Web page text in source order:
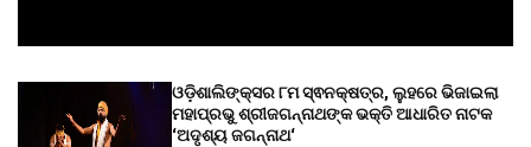
ଓଡ଼ିଶାଲିଙ୍କ୍ସର ୮ମ ସ୍ଵନକ୍ଷତ୍ର, ଲୁହରେ ଭିଜାଇଲା
ମହାପ୍ରଭୁ ଶ୍ରୀଜଗନ୍ନାଥଙ୍କ ଭକ୍ତି ଆଧାରିତ ନାଟକ
‘ଅଦୃଶ୍ୟ ଜଗନ୍ନାଥ‘